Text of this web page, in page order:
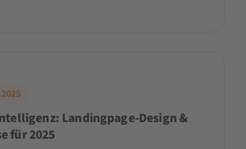
Landingpage-Design &
für 2025